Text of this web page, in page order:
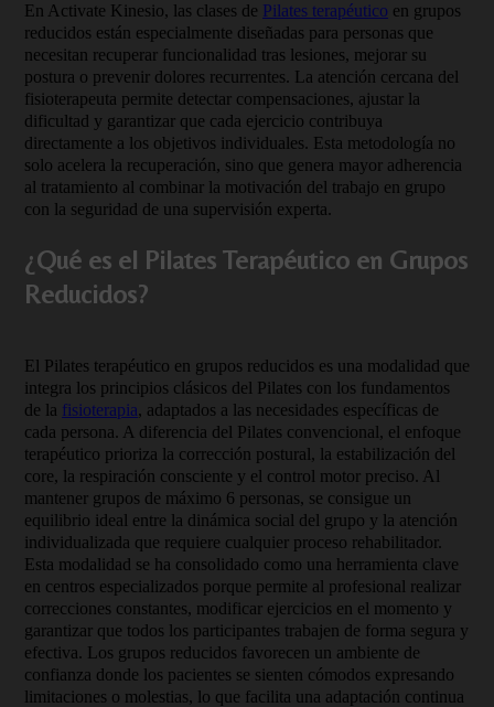
En Activate Kinesio, las clases de Pilates terapéutico en grupos
reducidos están especialmente diseñadas para personas que
necesitan recuperar funcionalidad tras lesiones, mejorar su
postura o prevenir dolores recurrentes. La atención cercana del
fisioterapeuta permite detectar compensaciones, ajustar la
dificultad y garantizar que cada ejercicio contribuya
directamente a los objetivos individuales. Esta metodología no
solo acelera la recuperación, sino que genera mayor adherencia
al tratamiento al combinar la motivación del trabajo en grupo
con la seguridad de una supervisión experta.
¿Qué es el Pilates Terapéutico en Grupos
Reducidos?
El Pilates terapéutico en grupos reducidos es una modalidad que
integra los principios clásicos del Pilates con los fundamentos
de la fisioterapia, adaptados a las necesidades específicas de
cada persona. A diferencia del Pilates convencional, el enfoque
terapéutico prioriza la corrección postural, la estabilización del
core, la respiración consciente y el control motor preciso. Al
mantener grupos de máximo 6 personas, se consigue un
equilibrio ideal entre la dinámica social del grupo y la atención
individualizada que requiere cualquier proceso rehabilitador.
Esta modalidad se ha consolidado como una herramienta clave
en centros especializados porque permite al profesional realizar
correcciones constantes, modificar ejercicios en el momento y
garantizar que todos los participantes trabajen de forma segura y
efectiva. Los grupos reducidos favorecen un ambiente de
confianza donde los pacientes se sienten cómodos expresando
limitaciones o molestias, lo que facilita una adaptación continua